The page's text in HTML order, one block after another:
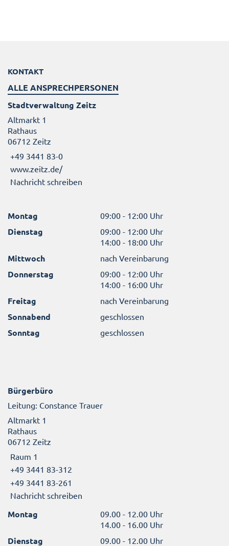
KONTAKT
ALLE ANSPRECHPERSONEN
Stadtverwaltung Zeitz
Altmarkt 1
Rathaus
06712 Zeitz
+49 3441 83-0
www.zeitz.de/
Nachricht schreiben
Montag 09:00 - 12:00 Uhr
Dienstag
09:00 - 12:00 Uhr
14:00 - 18:00 Uhr
Mittwoch nach Vereinbarung
Donnerstag
09:00 - 12:00 Uhr
14:00 - 16:00 Uhr
Freitag nach Vereinbarung
Sonnabend geschlossen
Sonntag geschlossen
Bürgerbüro
Leitung: Constance Trauer
Altmarkt 1
Rathaus
06712 Zeitz
Raum 1
+49 3441 83-312
+49 3441 83-261
Nachricht schreiben
Montag
09.00 - 12.00 Uhr
14.00 - 16.00 Uhr
Dienstag
09.00 - 12.00 Uhr